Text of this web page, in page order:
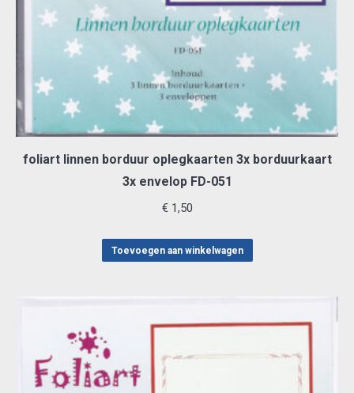
foliart linnen borduur oplegkaarten 3x borduurkaart
3x envelop FD-051
€1,50
Toevoegen aan winkelwagen